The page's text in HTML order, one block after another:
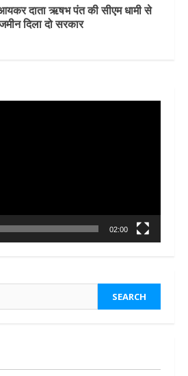
दाता ऋषभ पंत की सीएम धामी से
दिला दो सरकार
02:00